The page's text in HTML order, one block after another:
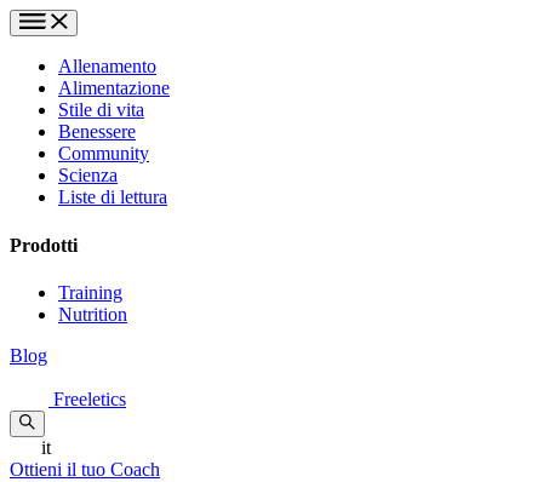
Allenamento
Alimentazione
Stile di vita
Benessere
Community
Scienza
Liste di lettura
Prodotti
Training
Nutrition
Blog
Freeletics
it
Ottieni il tuo Coach